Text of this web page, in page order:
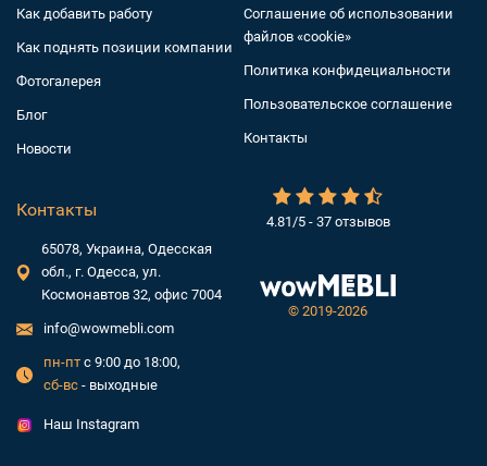
© 2019-2026
4.81/5 - 37 отзывов
Как добавить работу
Как поднять позиции компании
Фотогалерея
Блог
Новости
Соглашение об использовании
файлов «cookie»
Политика конфидециальности
Пользовательское соглашение
Контакты
Контакты
65078, Украина, Одесская
обл., г. Одесса, ул.
Космонавтов 32, офис 7004
info@wowmebli.com
пн-пт с 9:00 до 18:00,
сб-вс - выходные
Наш Instagram